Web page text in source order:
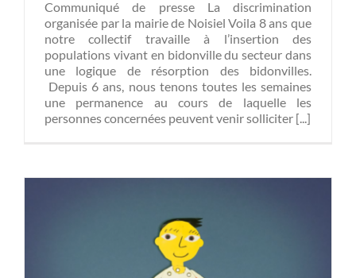
Communiqué de presse La discrimination
organisée par la mairie de Noisiel Voila 8 ans que
notre collectif travaille à l’insertion des
populations vivant en bidonville du secteur dans
une logique de résorption des bidonvilles.
Depuis 6 ans, nous tenons toutes les semaines
une permanence au cours de laquelle les
personnes concernées peuvent venir solliciter [...]